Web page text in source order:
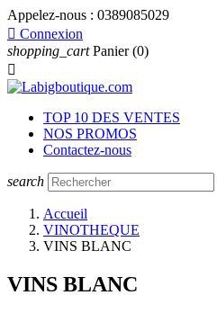
Appelez-nous : 0389085029
 Connexion
shopping_cart Panier (0)

TOP 10 DES VENTES
NOS PROMOS
Contactez-nous
search
Accueil
VINOTHEQUE
VINS BLANC
VINS BLANC